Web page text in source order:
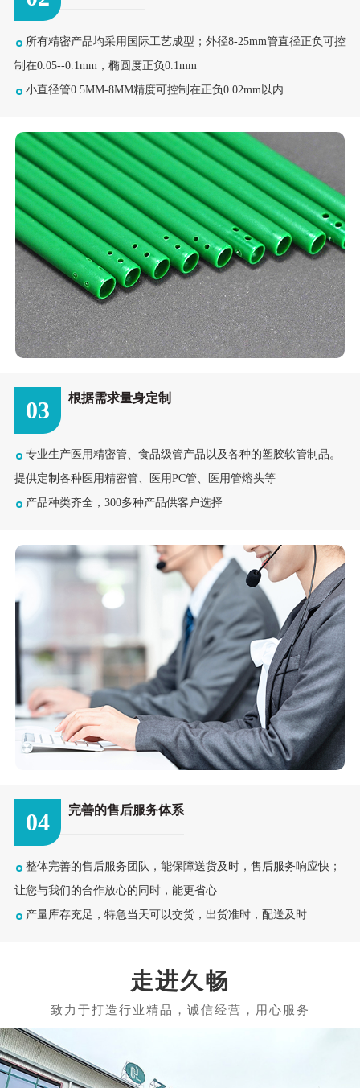
所有精密产品均采用国际工艺成型；外径8-25mm管直径正负可控
制在0.05--0.1mm，椭圆度正负0.1mm
小直径管0.5MM-8MM精度可控制在正负0.02mm以内
03 根据需求量身定制
专业生产医用精密管、食品级管产品以及各种的塑胶软管制品。
提供定制各种医用精密管、医用PC管、医用管熔头等
产品种类齐全，300多种产品供客户选择
04 完善的售后服务体系
整体完善的售后服务团队，能保障送货及时，售后服务响应快；
让您与我们的合作放心的同时，能更省心
产量库存充足，特急当天可以交货，出货准时，配送及时
走进久畅